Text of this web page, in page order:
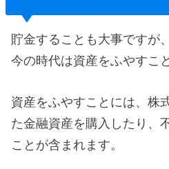
貯金することも大事ですが
今の時代は資産をふやすこ
資産をふやすことには、株
た金融資産を購入したり、
ことが含まれます。